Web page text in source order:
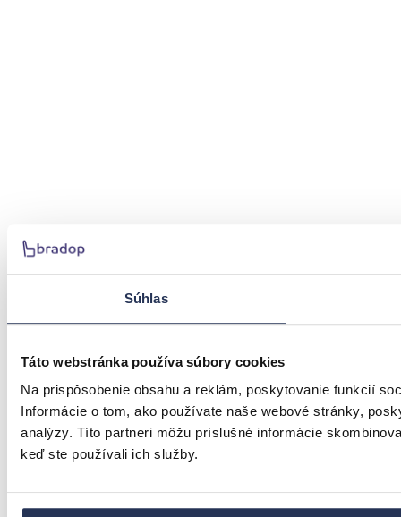
Súhlas
Táto webstránka používa súbory cookies
Na prispôsobenie obsahu a reklám, poskytovanie funkcií
Informácie o tom, ako používate naše webové stránky,
analýzy. Títo partneri môžu príslušné informácie
keď ste používali ich služby.